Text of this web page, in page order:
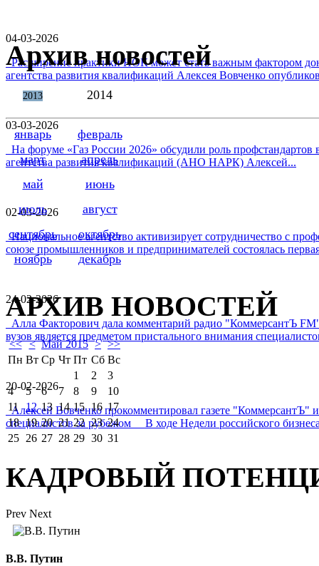
04-03-2026
Расширение практики НОК может стать важным фактором
агентства развития квалификаций Алексея Вовченко
03-03-2026
На форуме «Газ России 2026» обсудили роль
агентства развития квалификаций (АНО НАРК) Алексей...
02-03-2026
Национальное агентство активизирует сотрудничество с
союзе промышленников и предпринимателей состоялась
24-02-2026
Алла Факторович дала комментарий радио "КоммерсантЪ
вузов является предметом пристального внимания
20-02-2026
Алексей Вовченко прокомментировал газете
специалистов за рубежом В ходе Недели российского
Архив новостей
2013 2014
январь
февраль
март
апрель
май
июнь
июль
август
сентябрь
октябрь
ноябрь
декабрь
АРХИВ НОВОСТЕЙ
<< < Май 2015 > >>
Пн Вт Ср Чт Пт Сб Вс
1
2
3
4
5 6 7 8 9
10
11
12 13 14 15 16 17
18 19 20 21 22 23 24
25 26 27 28 29 30 31
КАДРОВЫЙ
Prev Next
В.В. Путин